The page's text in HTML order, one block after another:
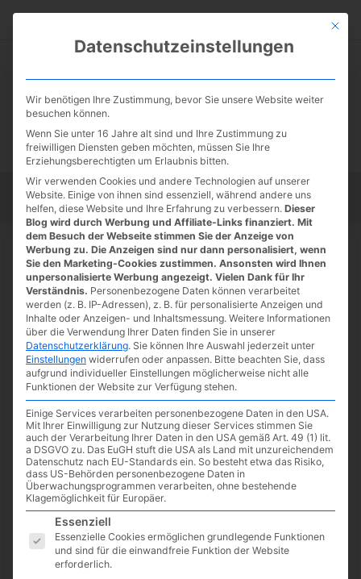
Startseite Tipps Tutorials Tests
Startseite»News
Stadia: Humankind für 120 Minuten
kostenlos spielen
24.04.2022/ VonSpoonie/Schreibe einen Kommentar
minute of reading
Mit
Datenschutzeinstellungen
Wir benötigen Ihre Zustimmung, bevor Sie unsere Website weiter
besuchen können.
Wenn Sie unter 16 Jahre alt sind und Ihre Zustimmung zu
freiwilligen Diensten geben möchten, müssen Sie Ihre
Erziehungsberechtigten um Erlaubnis bitten.
Wir verwenden Cookies und andere Technologien auf unserer
Website. Einige von ihnen sind essenziell, während andere uns
helfen, diese Website und Ihre Erfahrung zu verbessern. Dieser
Blog wird durch Werbung und Affiliate-Links finanziert. Mit
dem Besuch der Webseite stimmen Sie der Anzeige von
Werbung zu. Die Anzeigen sind nur dann personalisiert, wenn
Sie den Marketing-Cookies zustimmen. Ansonsten wird Ihnen
unpersonalisierte Werbung angezeigt. Vielen Dank für Ihr
Verständnis. Personenbezogene Daten können verarbeitet
werden (z. B. IP-Adressen), z. B. für personalisierte Anzeigen und
Inhalte oder Anzeigen- und Inhaltsmessung. Weitere Informationen
über die Verwendung Ihrer Daten finden Sie in unserer
Datenschutzerklärung. Sie können Ihre Auswahl jederzeit unter
Einstellungen widerrufen oder anpassen. Bitte beachten Sie, dass
aufgrund individueller Einstellungen möglicherweise nicht alle
Funktionen der Website zur Verfügung stehen.
Einige Services verarbeiten personenbezogene Daten in den USA.
Mit Ihrer Einwilligung zur Nutzung dieser Services stimmen Sie
auch der Verarbeitung Ihrer Daten in den USA gemäß Art. 49 (1) lit.
a DSGVO zu. Das EuGH stuft die USA als Land mit unzureichendem
Datenschutz nach EU-Standards ein. So besteht etwa das Risiko,
dass US-Behörden personenbezogene Daten in
Überwachungsprogrammen verarbeiten, ohne bestehende
Klagemöglichkeit für Europäer.
Es folgt eine Liste der Service-Gruppen, für die eine
Essenziell
Essenzielle Cookies ermöglichen grundlegende Funktionen
und sind für die einwandfreie Funktion der Website
erforderlich.